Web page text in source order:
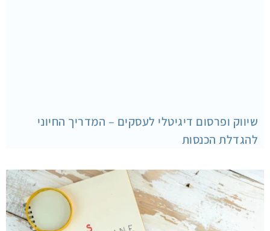
שיווק ופרסום דיגיטלי לעסקים – המדריך החיוני
להגדלת הכנסות